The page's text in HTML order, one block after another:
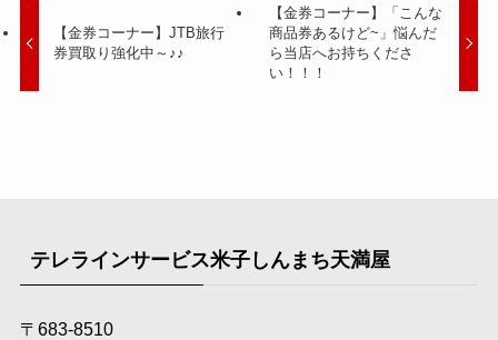
【金券コーナー】JTB旅行
券買取り強化中～♪♪
【金券コーナー】「こんな
商品券あるけど~」悩んだ
ら当店へお持ちくださ
い！！！
テレラインサービス米子しんまち天満屋
〒683-8510